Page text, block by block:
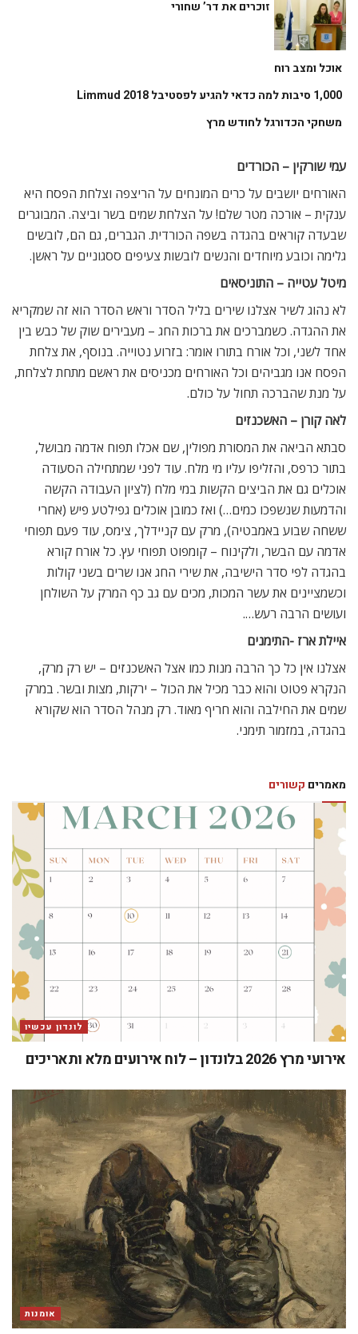
זוכרים את דר’ שחורי
אוכל ומצב רוח
1,000 סיבות למה כדאי להגיע לפסטיבל Limmud 2018
משחקי הכדורגל לחודש מרץ
עמי שורקין – הכורדים
האורחים יושבים על כרים המונחים על הריצפה וצלחת הפסח היא
ענקית – אורכה מטר שלם! על הצלחת שמים בשר וביצה. המבוגרים
שבעדה קוראים בהגדה בשפה הכורדית. הגברים, גם הם, לובשים
גלימה וכובע מיוחדים והנשים לובשות צעיפים ססגוניים על ראשן.
מיטל עטייה – התוניסאים
לא נהוג לשיר אצלנו שירים בליל הסדר וראש הסדר הוא זה שמקריא
את ההגדה. כשמברכים את ברכות החג – מעבירים שוק של כבש בין
אחד לשני, וכל אורח בתורו אומר: בזרוע נטוייה. בנוסף, את צלחת
הפסח אנו מגביהים וכל האורחים מכניסים את ראשם מתחת לצלחת,
על מנת שהברכה תחול על כולם.
לאה קורן – האשכנזים
סבתא הביאה את המסורת מפולין, שם אכלו תפוח אדמה מבושל,
בתור כרפס, והזליפו עליו מי מלח. עוד לפני שמתחילה הסעודה
אוכלים גם את הביצים הקשות במי מלח (לציון העבודה הקשה
והדמעות שנשפכו כמים…) ואז כמובן אוכלים גפילטע פיש (אחרי
ששחה שבוע באמבטיה), מרק עם קניידלך, צימס, עוד פעם תפוחי
אדמה עם הבשר, ולקינוח – קומפוט תפוחי עץ. כל אורח קורא
בהגדה לפי סדר הישיבה, את שירי החג אנו שרים בשני קולות
וכשמציינים את עשר המכות, מכים עם גב כף המרק על השולחן
ועושים הרבה רעש….
איילת ארז -התימנים
אצלנו אין כל כך הרבה מנות כמו אצל האשכנזים – יש רק מרק,
הנקרא פטוט והוא כבר מכיל את הכול – ירקות, מצות ובשר. במרק
שמים את החילבה והוא חריף מאוד. רק מנהל הסדר הוא שקורא
בהגדה, במזמור תימני.
מאמרים קשורים
לונדון עכשיו
אירועי מרץ 2026 בלונדון – לוח אירועים מלא ותאריכים
אומנות